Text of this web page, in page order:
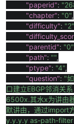
"paperid":
"chapter": "0",
"difficulty": "2"
"parentid": "0"
"path": "",
"ptype": "4",
"question": "
口建立EBGP邻消关
6500x.其水x为讲由
默讲由，通过import
y.y.y.y as-path-filter